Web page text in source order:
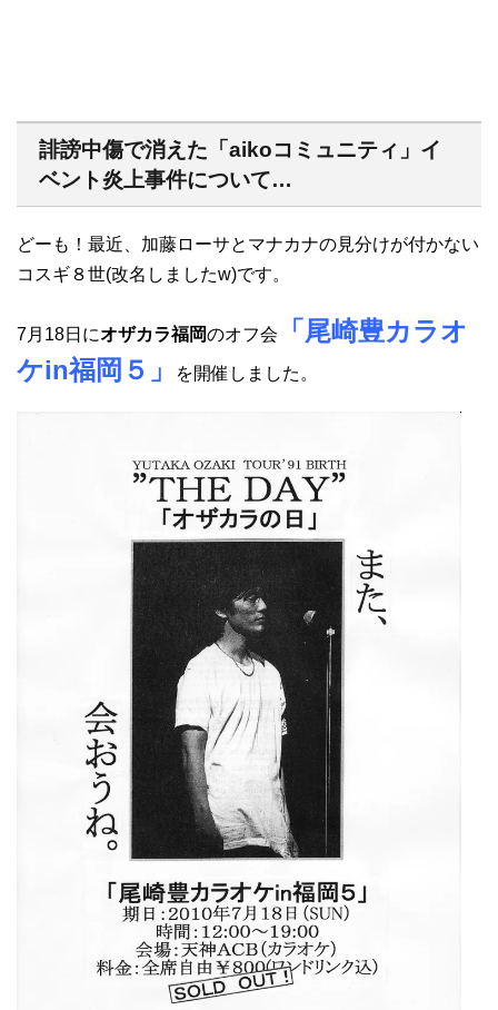
誹謗中傷で消えた「aikoコミュニティ」イ
ベント炎上事件について…
どーも！最近、加藤ローサとマナカナの見分けが付かない
コスギ８世(改名しましたw)です。
7月18日にオザカラ福岡のオフ会
「尾崎豊カラオ
ケin福岡５」
を開催しました。